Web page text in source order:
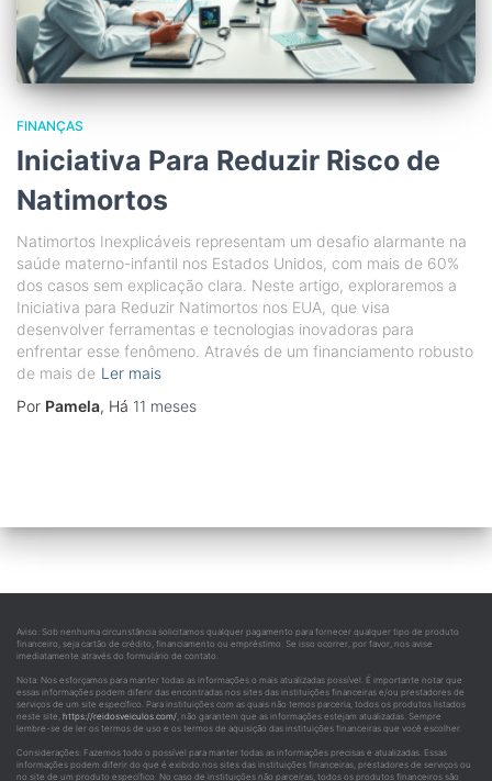
FINANÇAS
Iniciativa Para Reduzir Risco de
Natimortos
Natimortos Inexplicáveis representam um desafio alarmante na
saúde materno-infantil nos Estados Unidos, com mais de 60%
dos casos sem explicação clara. Neste artigo, exploraremos a
Iniciativa para Reduzir Natimortos nos EUA, que visa
desenvolver ferramentas e tecnologias inovadoras para
enfrentar esse fenômeno. Através de um financiamento robusto
de mais de Ler mais
Por Pamela, Há 11 meses
Aviso: Sob nenhuma circunstância solicitamos qualquer pagamento para fornecer qualquer tipo de produto
financeiro, seja cartão de crédito, financiamento ou empréstimo. Se isso ocorrer, por favor, nos avise
imediatamente através do formulário de contato.
Nota: Nos esforçamos para manter todas as informações o mais atualizadas possível. É importante notar que
essas informações podem diferir das encontradas nos sites das instituições financeiras e/ou prestadores de
serviços de um site específico. Para instituições com as quais não temos parceria, todos os produtos listados
neste site, https://reidosveiculos.com/, não garantem que as informações estejam atualizadas. Sempre
lembre-se de ler os termos de uso e os termos de aquisição das instituições financeiras que você escolher.
Considerações: Fazemos todo o possível para manter todas as informações precisas e atualizadas. Essas
informações podem diferir do que é exibido nos sites das instituições financeiras, prestadores de serviços ou
no site de um produto específico. No caso de instituições não parceiras, todos os produtos financeiros são